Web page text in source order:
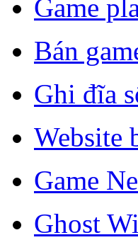
Game
Bán
Ghi đĩa
Website
Game
Ghost